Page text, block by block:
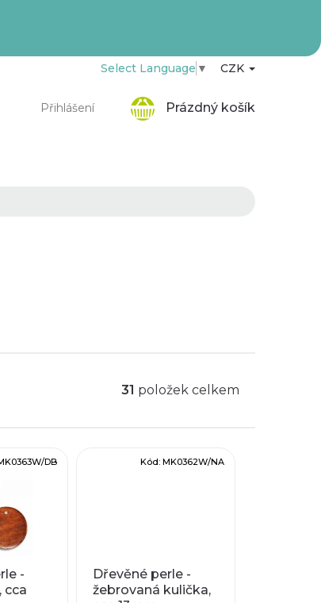
Přihlášení
Select Language ▼ CZK
Prázdný košík
31 položek celkem
-
cca
DB
Dřevěné perle -
žebrovaná kulička,
Kód: MK0362W/NA